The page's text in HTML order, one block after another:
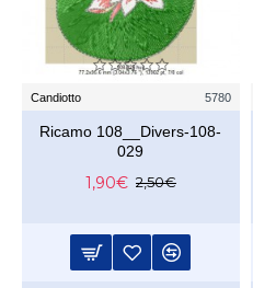
Candiotto 5780
Ricamo 108__Divers-108-
029
1,90€ 2,50€